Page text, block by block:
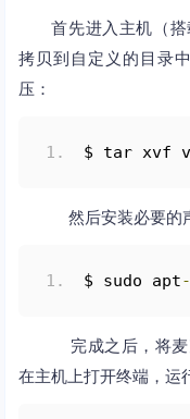
首先进入主机（
拷贝到自定义的目录
压：
$ tar xvf
然后安装必要的
$ sudo apt-
完成之后，将麦
在主机上打开终端，运